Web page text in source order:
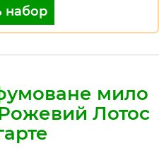
набор
мило
Лотос